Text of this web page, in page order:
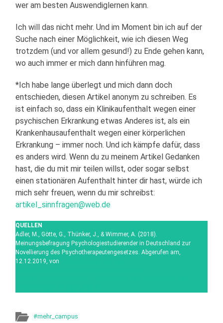
wer am besten Auswendiglernen kann.
Ich will das nicht mehr. Und im Moment bin ich auf der
Suche nach einer Möglichkeit, wie ich diesen Weg
trotzdem (und vor allem gesund!) zu Ende gehen kann,
wo auch immer er mich dann hinführen mag.
*Ich habe lange überlegt und mich dann doch
entschieden, diesen Artikel anonym zu schreiben. Es
ist einfach so, dass ein Klinikaufenthalt wegen einer
psychischen Erkrankung etwas Anderes ist, als ein
Krankenhausaufenthalt wegen einer körperlichen
Erkrankung – immer noch. Und ich kämpfe dafür, dass
es anders wird. Wenn du zu meinem Artikel Gedanken
hast, die du mit mir teilen willst, oder sogar selbst
einen stationären Aufenthalt hinter dir hast, würde ich
mich sehr freuen, wenn du mir schreibst:
artikel_sinnfragen@web.de
QUELLEN
Adler, M., Götte, G., Thünker, J., & Wimmer, A. (2018).
Meinungsbefragung Psychologiestudierender in Deutschland zur
Novellierung des Psychotherapeutengesetzes. Abgerufen am,
12.12.2019, von
#mehr_campus